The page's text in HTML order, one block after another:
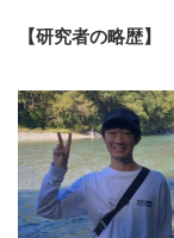
【研究者の略歴】